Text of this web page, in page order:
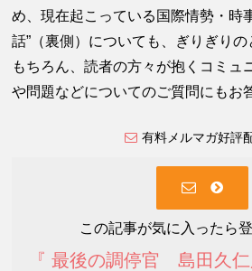
め、現在起こっている国際情勢・時
話”（裏側）についても、ぎりぎりの
もちろん、読者の方々が抱くコミュ
や問題などについてのご質問にもお
有料メルマガ好評
この記事が気に入ったら
『 最後の調停官 島田久